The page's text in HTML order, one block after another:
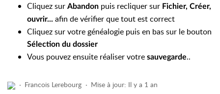
Cliquez sur Abandon puis recliquer sur Fichier, Créer,
ouvrir... afin de vérifier que tout est correct
Cliquez sur votre généalogie puis en bas sur le bouton
Sélection du dossier
Vous pouvez ensuite réaliser votre sauvegarde..
Francois Lerebourg Mise à jour: Il y a 1 an